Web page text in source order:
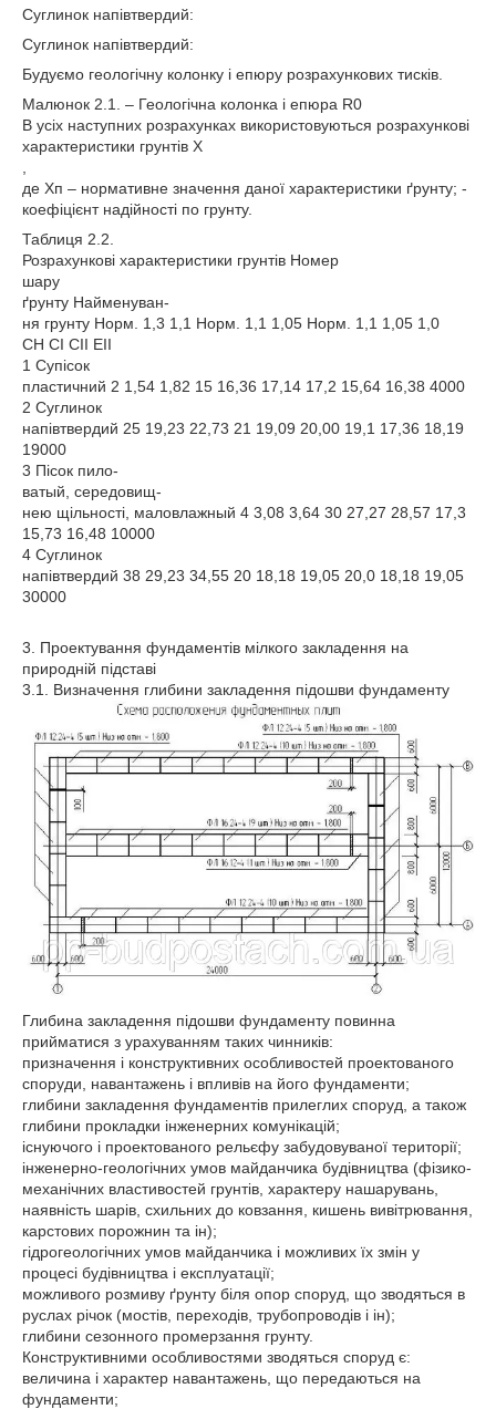
Суглинок напівтвердий:
Суглинок напівтвердий:
Будуємо геологічну колонку і епюру розрахункових тисків.
Малюнок 2.1. – Геологічна колонка і епюра R0
В усіх наступних розрахунках використовуються розрахункові
характеристики грунтів X
,
де Хп – нормативне значення даної характеристики ґрунту; -
коефіцієнт надійності по грунту.
Таблиця 2.2.
Розрахункові характеристики грунтів Номер
шару
ґрунту Найменуван-
ня грунту Норм. 1,3 1,1 Норм. 1,1 1,05 Норм. 1,1 1,05 1,0
СН СІ CII EII
1 Супісок
пластичний 2 1,54 1,82 15 16,36 17,14 17,2 15,64 16,38 4000
2 Суглинок
напівтвердий 25 19,23 22,73 21 19,09 20,00 19,1 17,36 18,19
19000
3 Пісок пило-
ватый, середовищ-
нею щільності, маловлажный 4 3,08 3,64 30 27,27 28,57 17,3
15,73 16,48 10000
4 Суглинок
напівтвердий 38 29,23 34,55 20 18,18 19,05 20,0 18,18 19,05
30000
3. Проектування фундаментів мілкого закладення на
природній підставі
3.1. Визначення глибини закладення підошви фундаменту
Глибина закладення підошви фундаменту повинна
прийматися з урахуванням таких чинників:
призначення і конструктивних особливостей проектованого
споруди, навантажень і впливів на його фундаменти;
глибини закладення фундаментів прилеглих споруд, а також
глибини прокладки інженерних комунікацій;
існуючого і проектованого рельєфу забудовуваної території;
інженерно-геологічних умов майданчика будівництва (фізико-
механічних властивостей грунтів, характеру нашарувань,
наявність шарів, схильних до ковзання, кишень вивітрювання,
карстових порожнин та ін);
гідрогеологічних умов майданчика і можливих їх змін у
процесі будівництва і експлуатації;
можливого розмиву ґрунту біля опор споруд, що зводяться в
руслах річок (мостів, переходів, трубопроводів і ін);
глибини сезонного промерзання грунту.
Конструктивними особливостями зводяться споруд є:
величина і характер навантажень, що передаються на
фундаменти;